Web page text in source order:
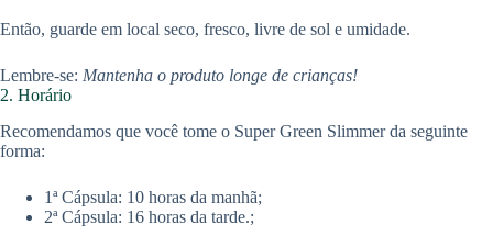
Então, guarde em local seco, fresco, livre de sol e umidade.
Lembre-se: Mantenha o produto longe de crianças!
2. Horário
Recomendamos que você tome o Super Green Slimmer da seguinte
forma:
1ª Cápsula: 10 horas da manhã;
2ª Cápsula: 16 horas da tarde.;